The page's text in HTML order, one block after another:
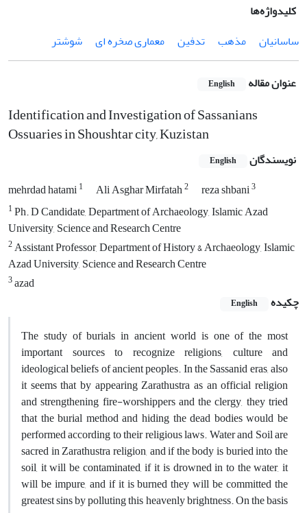
کلیدواژه‌ها
ساسانیان
مذهب تدفین معماری صخره ­ای شوشتر
عنوان مقاله English
Identification and Investigation of Sassanians
Ossuaries in Shoushtar city, Kuzistan
نویسندگان English
mehrdad hatami1 Ali Asghar Mirfatah2 reza shbani3
1Ph. D Candidate, Department of Archaeology, Islamic Azad
University, Science and Research Centre
2Assistant Professor, Department of History & Archaeology, Islamic
Azad University, Science and Research Centre
3azad
چکیده
English
The study of burials in ancient world is one of the most
important sources to recognize religions, culture and
ideological beliefs of ancient peoples. In the Sassanid eras, also
it seems that by appearing Zarathustra as an official religion
and strengthening fire-worshippers and the clergy, they tried
that the burial method and hiding the dead bodies would be
performed according to their religious laws. Water and Soil are
sacred in Zarathustra religion, and if the body is buried into the
soil, it will be contaminated, if it is drowned in to the water, it
will be impure, and if it is burned they will be committed the
greatest sins by polluting this heavenly brightness. On the basis